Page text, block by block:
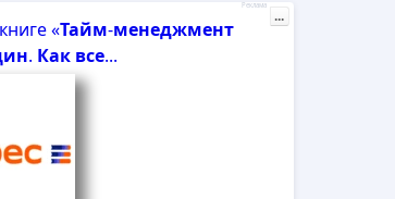
«Тайм-менеджмент
. Как все...
Реклама
...